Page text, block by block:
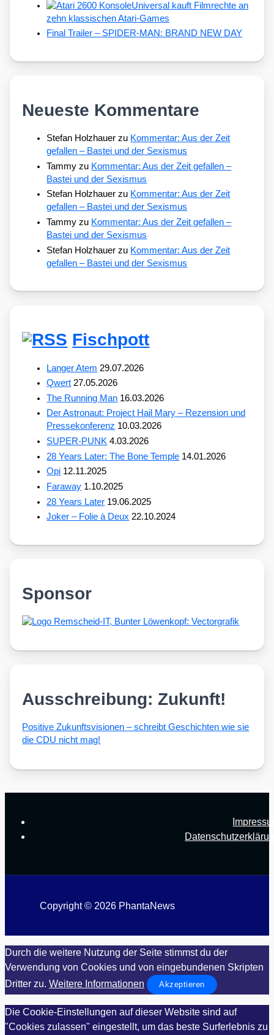
Universal kauft Filmrechte an
zehn klassischen Atari-Games
Final Trailer – SPIDER-MAN: BRAND NEW DAY
Neueste Kommentare
Stefan Holzhauer zu Kommentar: Aus der Zeit
gefallen – Bastei und der Sexismus
Tammy zu Kommentar: Aus der Zeit gefallen –
Bastei und der Sexismus
Stefan Holzhauer zu Kommentar: Aus der Zeit
gefallen – Bastei und der Sexismus
Tammy zu Kommentar: Aus der Zeit gefallen –
Bastei und der Sexismus
Stefan Holzhauer zu Kommentar: Aus der Zeit
gefallen – Bastei und der Sexismus
Fischpott
Langer Atem 29.07.2026
Qwert 27.05.2026
The Running Man 16.03.2026
Der Astronaut: Project Hail Mary – Rezension und
Pressekonferenz 10.03.2026
SUPER-PUNK 4.03.2026
28 Years Later: The Bone Temple 14.01.2026
Opi 12.11.2025
Faraway 1.10.2025
28 Years Later 19.06.2025
Joker – Folie à Deux 22.10.2024
Sponsor
Ausschreibung: Zukunft!
Posi­ti­ve Zukunfts­vi­sio­nen – schreibt Geschich­ten wie sie
die CDU nicht mag!
Copyright © 2026 PhantaNews
Durch die weitere Nutzung der Seite stimmst du der
Verwendung von Cookies und von eingebundenen Skripten
Dritter zu. Weitere Informationen Akzeptieren
Die Cookie-Einstellungen auf dieser Website sind auf
"Cookies zulassen" eingestellt, um das beste Surferlebnis zu